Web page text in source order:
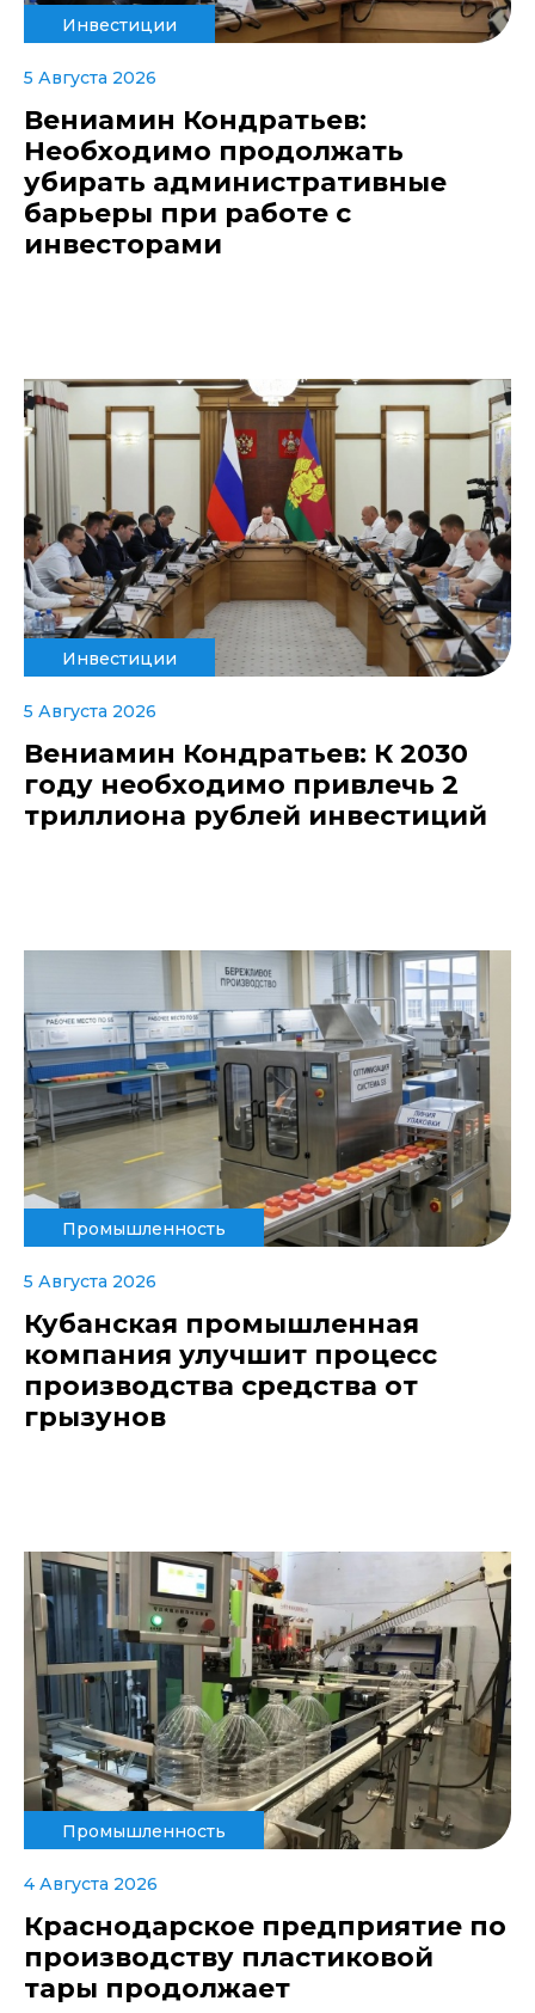
Инвестиции
5 Августа 2026
Вениамин Кондратьев:
Необходимо продолжать
убирать административные
барьеры при работе с
инвесторами
Инвестиции
5 Августа 2026
Вениамин Кондратьев: К 2030
году необходимо привлечь 2
триллиона рублей инвестиций
Промышленность
5 Августа 2026
Кубанская промышленная
компания улучшит процесс
производства средства от
грызунов
Промышленность
4 Августа 2026
Краснодарское предприятие по
производству пластиковой
тары продолжает